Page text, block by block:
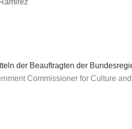
der Beauftragten der
Commissioner for Culture